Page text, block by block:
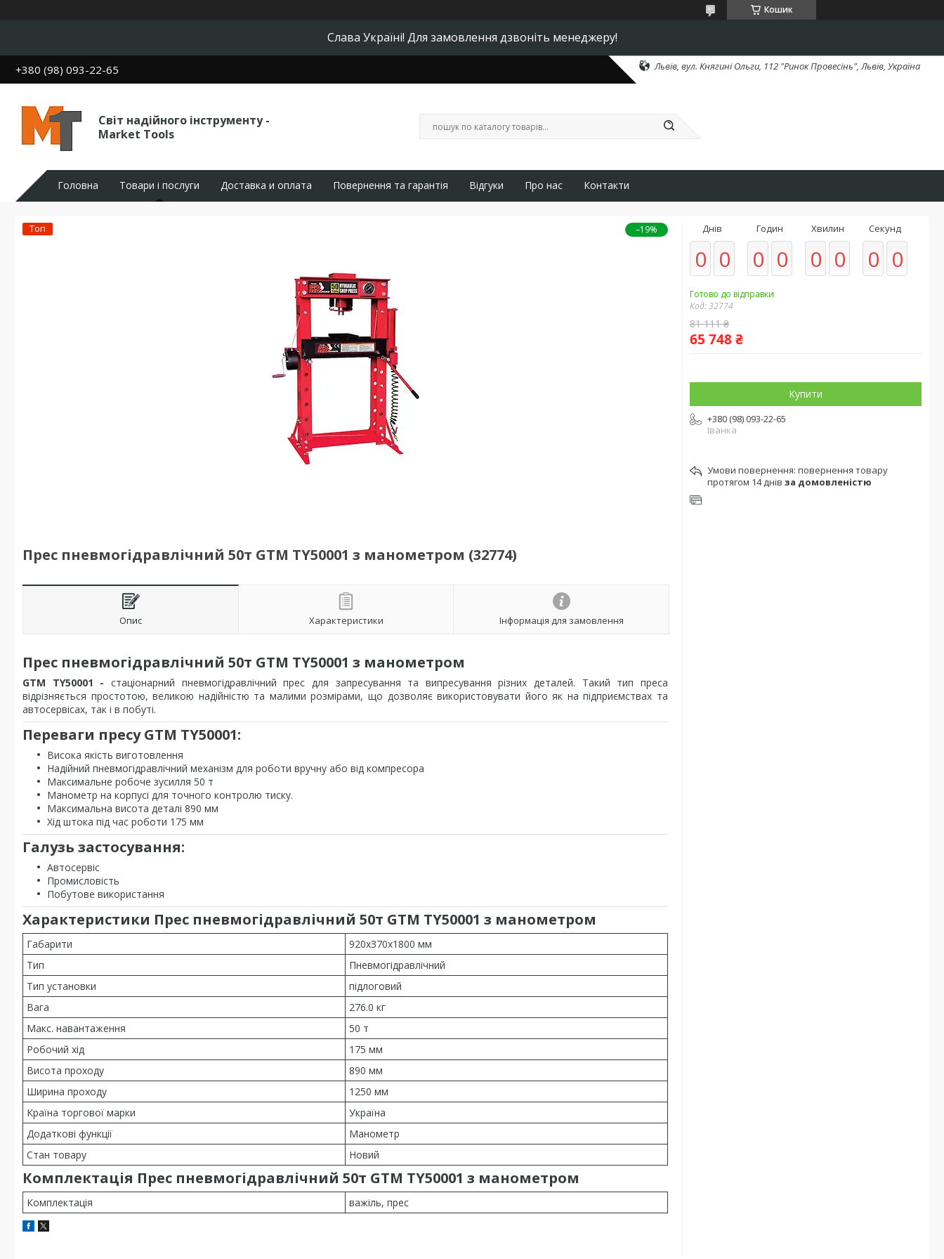
Кошик
Слава Україні! Для замовлення дзвоніть менеджеру!
+380 (98) 093-22-65 Львів, вул. Княгині Ольги, 112 "Ринок Провесінь", Львів, Україна
Світ надійного інструменту -
Market Tools
Головна Товари і послуги Доставка и оплата Повернення та гарантія Відгуки Про нас Контакти
Топ –19%
Прес пневмогідравлічний 50т GTM TY50001 з манометром (32774)
Опис Характеристики Інформація для замовлення
Прес пневмогідравлічний 50т GTM TY50001 з манометром
GTM TY50001 - стаціонарний пневмогідравлічний прес для запресування та випресування різних деталей. Такий тип преса
відрізняється простотою, великою надійністю та малими розмірами, що дозволяє використовувати його як на підприємствах та
автосервісах, так і в побуті.
Переваги пресу GTM TY50001:
Висока якість виготовлення
Надійний пневмогідравлічний механізм для роботи вручну або від компресора
Максимальне робоче зусилля 50 т
Манометр на корпусі для точного контролю тиску.
Максимальна висота деталі 890 мм
Хід штока під час роботи 175 мм
Галузь застосування:
Автосервіс
Промисловість
Побутове використання
Характеристики Прес пневмогідравлічний 50т GTM TY50001 з манометром
Габарити
920xЗ70x1800 мм
Тип
Пневмогідравлічний
Тип установки
підлоговий
Вага
276.0 кг
Макс. навантаження
50 т
Робочий хід
175 мм
Висота проходу
890 мм
Ширина проходу
1250 мм
Країна торгової марки
Україна
Додаткові функції
Манометр
Стан товару
Новий
Комплектація Прес пневмогідравлічний 50т GTM TY50001 з манометром
Комплектація важіль, прес
Днів
0 0
Годин
0 0
Хвилин
0 0
Секунд
0 0
Готово до відправки
Код:32774
81 111 ₴
65 748 ₴
Купити
+380 (98) 093-22-65
Іванка
повернення товару
протягом 14 днів за домовленістю